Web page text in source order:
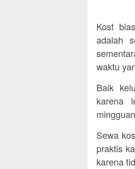
Kost
adalah
waktu
Baik
karena
Sewa
praktis
karena